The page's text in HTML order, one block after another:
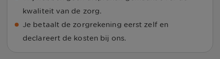
kwaliteit van de zorg.
Je betaalt de zorgrekening eerst zelf en
declareert de kosten bij ons.